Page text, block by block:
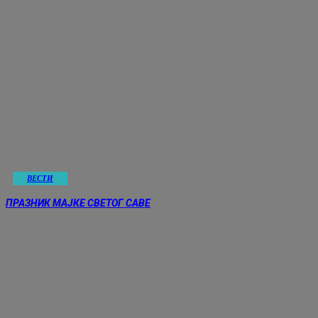
ВЕСТИ
ПРАЗНИК МАЈКЕ СВЕТОГ САВЕ